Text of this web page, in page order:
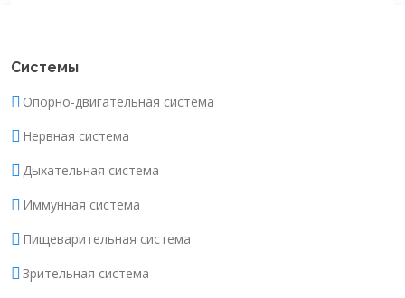
Системы
Опорно-двигательная система
Нервная система
Дыхательная система
Иммунная система
Пищеварительная система
Зрительная система